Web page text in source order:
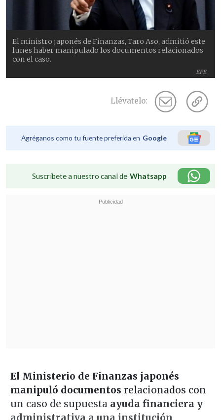
EFE
El ministro japonés de Finanzas, Taro Aso, admitió este
lunes haber manipulado los documentos relacionados
con el caso.
Llévatelo:
Agréganos como tu fuente preferida en Google
Suscríbete a nuestro canal de Whatsapp
El Ministerio de Finanzas japonés
manipuló documentos relacionados con
un caso de supuesta ayuda financiera y
administrativa a una institución